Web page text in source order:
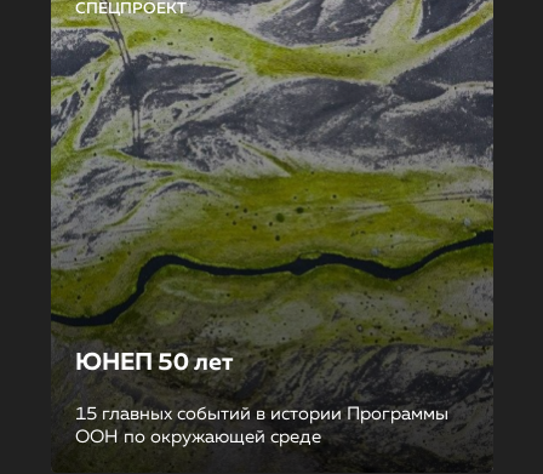
СПЕЦПРОЕКТ
ЮНЕП 50 лет
15 главных событий в истории Программы
ООН по окружающей среде